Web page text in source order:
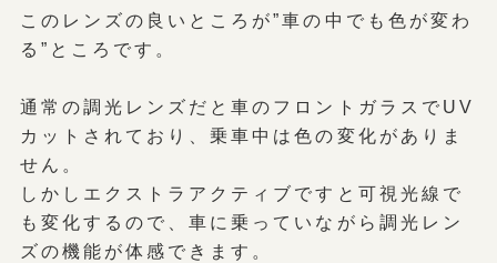
このレンズの良いところが”車の中でも色が変わ
る”ところです。
通常の調光レンズだと車のフロントガラスでUV
カットされており、乗車中は色の変化がありま
せん。
しかしエクストラアクティブですと可視光線で
も変化するので、車に乗っていながら調光レン
ズの機能が体感できます。